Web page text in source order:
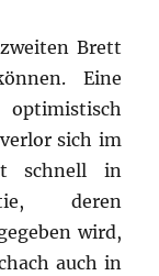
Brett
Eine
sich im
schnell in
deren
wird,
auch in